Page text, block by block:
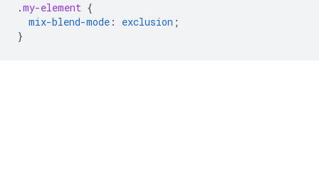
.my-element {
mix-blend-mode : exclusion ;
}